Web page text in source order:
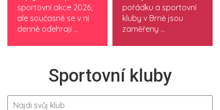
sportovní akce 2026,
ale současně se v ní
denně odehrají ...
pořádku a sportovní
kluby v Brně jsou
zaměřeny ...
Sportovní kluby